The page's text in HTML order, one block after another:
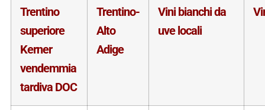
Trentino
superiore
Kerner
vendemmia
tardiva DOC
Trentino-
Alto
Adige
Vini bianchi da
uve locali